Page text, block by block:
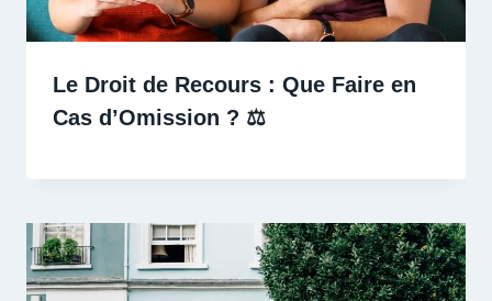
Le Droit de Recours : Que Faire en
Cas d’Omission ? ⚖️